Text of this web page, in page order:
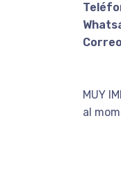
MUY
al